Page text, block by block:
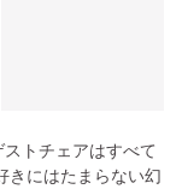
トチェアはすべて
きにはたまらない幻